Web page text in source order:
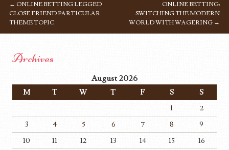
POST NAVIGATION
← ONLINE BETTING LEGGED
CLOSE FRIEND PARTICULAR
THEME TOPIC
ONLINE BETTING:
SWITCHING THE MODERN
WORLD WITH WAGERING →
Archives
August 2026
M T W T F S
S
1
2
3
4 5 6 7 8
9
10
11 12 13 14 15
16